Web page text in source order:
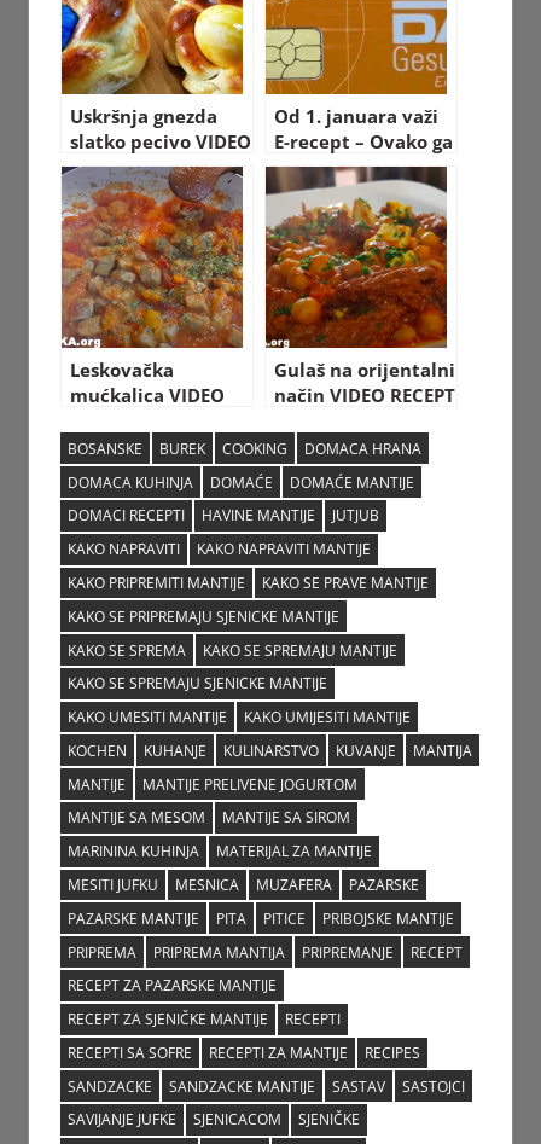
Uskršnja gnezda
slatko pecivo VIDEO
RECEPT kako
napraviti
Od 1. januara važi
E-recept – Ovako ga
možete podići u
apoteci
Leskovačka
mućkalica VIDEO
napraviti
Gulaš na orijentalni
način VIDEO RECEPT
BOSANSKE BUREK COOKING
DOMACA HRANA
DOMACA KUHINJA
DOMAĆE
DOMAĆE MANTIJE
DOMACI RECEPTI
HAVINE MANTIJE
JUTJUB
KAKO NAPRAVITI
KAKO NAPRAVITI MANTIJE
KAKO PRIPREMITI MANTIJE
KAKO SE PRAVE MANTIJE
KAKO SE PRIPREMAJU SJENICKE MANTIJE
KAKO SE SPREMA
KAKO SE SPREMAJU MANTIJE
KAKO SE SPREMAJU SJENICKE MANTIJE
KAKO UMESITI MANTIJE
KAKO UMIJESITI MANTIJE
KOCHEN
KUHANJE KULINARSTVO KUVANJE
MANTIJA
MANTIJE
MANTIJE PRELIVENE JOGURTOM
MANTIJE SA MESOM
MANTIJE SA SIROM
MARININA KUHINJA
MATERIJAL ZA MANTIJE
MESITI JUFKU
MESNICA MUZAFERA
PAZARSKE
PAZARSKE MANTIJE
PITA PITICE
PRIBOJSKE MANTIJE
PRIPREMA
PRIPREMA MANTIJA PRIPREMANJE
RECEPT
RECEPT ZA PAZARSKE MANTIJE
RECEPT ZA SJENIČKE MANTIJE
RECEPTI
RECEPTI SA SOFRE
RECEPTI ZA MANTIJE
RECIPES
SANDZACKE
SANDZACKE MANTIJE SASTAV
SASTOJCI
SAVIJANJE JUFKE
SJENICACOM
SJENIČKE